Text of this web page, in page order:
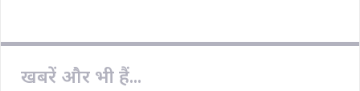
खबरें और भी हैं...